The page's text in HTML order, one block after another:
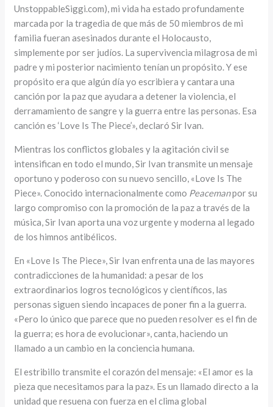
UnstoppableSiggi.com), mi vida ha estado profundamente
marcada por la tragedia de que más de 50 miembros de mi
familia fueran asesinados durante el Holocausto,
simplemente por ser judíos. La supervivencia milagrosa de mi
padre y mi posterior nacimiento tenían un propósito. Y ese
propósito era que algún día yo escribiera y cantara una
canción por la paz que ayudara a detener la violencia, el
derramamiento de sangre y la guerra entre las personas. Esa
canción es ‘Love Is The Piece’», declaró Sir Ivan.
Mientras los conflictos globales y la agitación civil se
intensifican en todo el mundo, Sir Ivan transmite un mensaje
oportuno y poderoso con su nuevo sencillo, «Love Is The
Piece». Conocido internacionalmente como Peacemanpor su
largo compromiso con la promoción de la paz a través de la
música, Sir Ivan aporta una voz urgente y moderna al legado
de los himnos antibélicos.
En «Love Is The Piece», Sir Ivan enfrenta una de las mayores
contradicciones de la humanidad: a pesar de los
extraordinarios logros tecnológicos y científicos, las
personas siguen siendo incapaces de poner fin a la guerra.
«Pero lo único que parece que no pueden resolver es el fin de
la guerra; es hora de evolucionar», canta, haciendo un
llamado a un cambio en la conciencia humana.
El estribillo transmite el corazón del mensaje: «El amor es la
pieza que necesitamos para la paz». Es un llamado directo a la
unidad que resuena con fuerza en el clima global